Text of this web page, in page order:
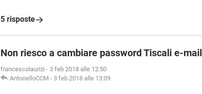
5 risposte
Non riesco a cambiare password Tiscali e-mail
francescolaurizi - 3 feb 2018 alle 12:50
AntonelloCCM - 3 feb 2018 alle 13:09